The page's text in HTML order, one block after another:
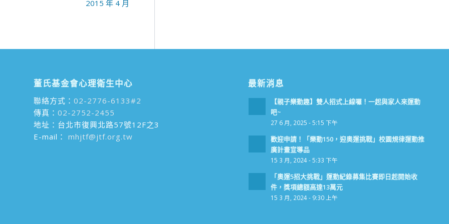
2015 年 4 月
董氏基金會心理衛生中心
聯絡方式： 02-2776-6133#2
傳真： 02-2752-2455
地址：台北市復興北路57號12F之3
E-mail： mhjtf@jtf.org.tw
最新消息
【親子樂動趣】雙人招式上線囉！一起與家人來運動
吧~
27 6 月, 2025 - 5:15 下午
歡迎申請！「樂動150，迎奧運挑戰」校園規律運動推
廣計畫宣導品
15 3 月, 2024 - 5:33 下午
「奧運5招大挑戰」運動紀錄募集比賽即日起開始收
件，獎項總額高達13萬元
15 3 月, 2024 - 9:30 上午